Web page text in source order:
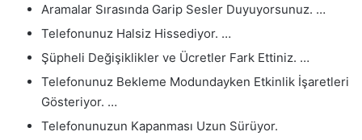
Aramalar Sırasında Garip Sesler Duyuyorsunuz. …
Telefonunuz Halsiz Hissediyor. …
Şüpheli Değişiklikler ve Ücretler Fark Ettiniz. …
Telefonunuz Bekleme Modundayken Etkinlik İşaretleri
Gösteriyor. …
Telefonunuzun Kapanması Uzun Sürüyor.